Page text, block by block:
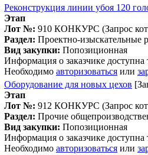
Реконструкция линии убоя 120
Этап
Лот №: 910 КОНКУРС (Запрос
Раздел: Проектно-изыскательные
Вид закупки: Попозиционная
Информация о заказчике
Необходимо авторизоваться или
Оборудование для новых цехов
Этап
Лот №: 912 КОНКУРС (Запрос
Раздел: Прочие
Вид закупки: Попозиционная
Информация о заказчике
Необходимо авторизоваться или